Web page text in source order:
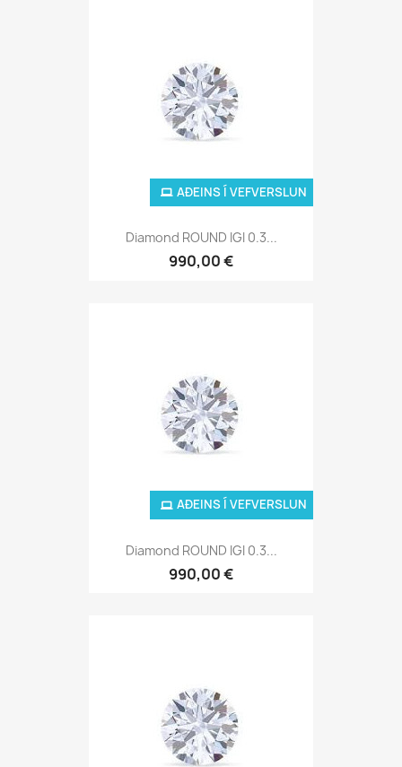
Diamond ROUND IGI 0.3...
990,00 €
AÐEINS Í VEFVERSLUN
Diamond ROUND IGI 0.3...
990,00 €
AÐEINS Í VEFVERSLUN